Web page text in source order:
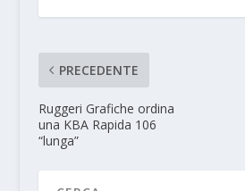
PRECEDENTE
Ruggeri Grafiche ordina
una KBA Rapida 106
“lunga”